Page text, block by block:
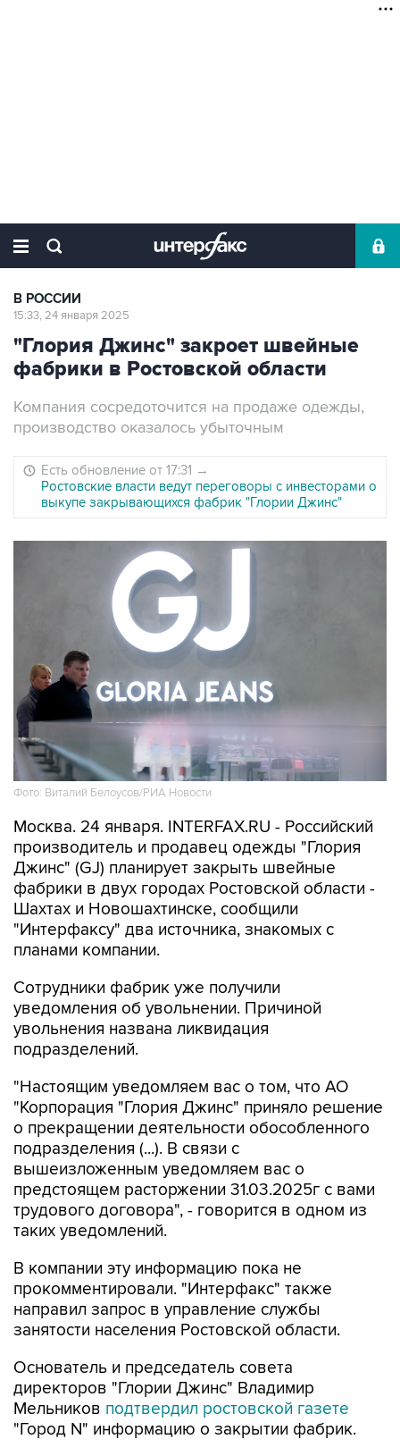
В РОССИИ
15:33, 24 января 2025
"Глория Джинс" закроет швейные
фабрики в Ростовской области
Компания сосредоточится на продаже одежды,
производство оказалось убыточным
Есть обновление от 17:31 →
Ростовские власти ведут переговоры с инвесторами о
выкупе закрывающихся фабрик "Глории Джинс"
Фото: Виталий Белоусов/РИА Новости
Москва. 24 января. INTERFAX.RU - Российский
производитель и продавец одежды "Глория
Джинс" (GJ) планирует закрыть швейные
фабрики в двух городах Ростовской области -
Шахтах и Новошахтинске, сообщили
"Интерфаксу" два источника, знакомых с
планами компании.
Сотрудники фабрик уже получили
уведомления об увольнении. Причиной
увольнения названа ликвидация
подразделений.
"Настоящим уведомляем вас о том, что АО
"Корпорация "Глория Джинс" приняло решение
о прекращении деятельности обособленного
подразделения (...). В связи с
вышеизложенным уведомляем вас о
предстоящем расторжении 31.03.2025г с вами
трудового договора", - говорится в одном из
таких уведомлений.
В компании эту информацию пока не
прокомментировали. "Интерфакс" также
направил запрос в управление службы
занятости населения Ростовской области.
Основатель и председатель совета
директоров "Глории Джинс" Владимир
Мельников подтвердил ростовской газете
"Город N" информацию о закрытии фабрик.